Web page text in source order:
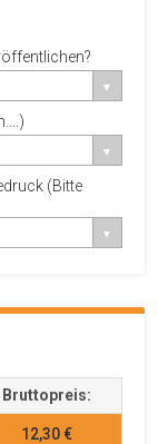
(Bitte
Bruttopreis:
12,30 €